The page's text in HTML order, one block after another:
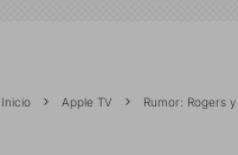
Inicio Apple TV Rumor: Rogers